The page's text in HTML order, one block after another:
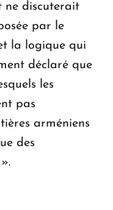
ne discuterait
par le
la logique qui
déclaré que
les
pas
arméniens
des